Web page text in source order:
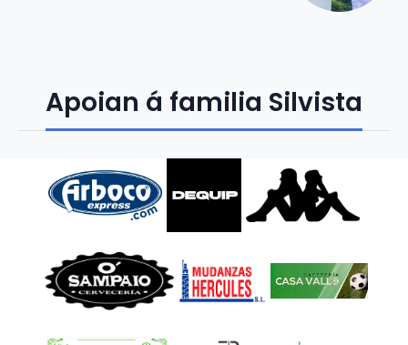
Apoian á familia Silvista